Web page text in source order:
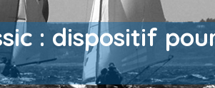
: dispositif